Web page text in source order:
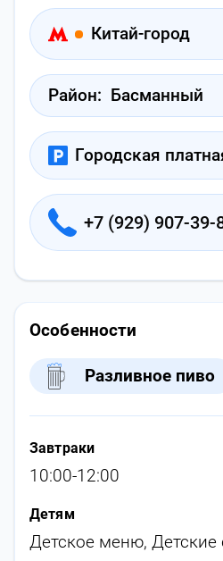
Китай-город
Район: Басманный
Городская
+7 (929) 907-39-
Особенности
Разливное пиво
Завтраки
10:00-12:00
Детям
Детское меню, Детские